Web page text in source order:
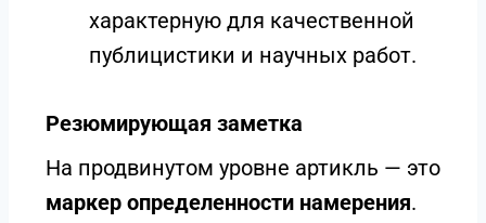
характерную для качественной
публицистики и научных работ.
Резюмирующая заметка
На продвинутом уровне артикль — это
маркер определенности намерения.